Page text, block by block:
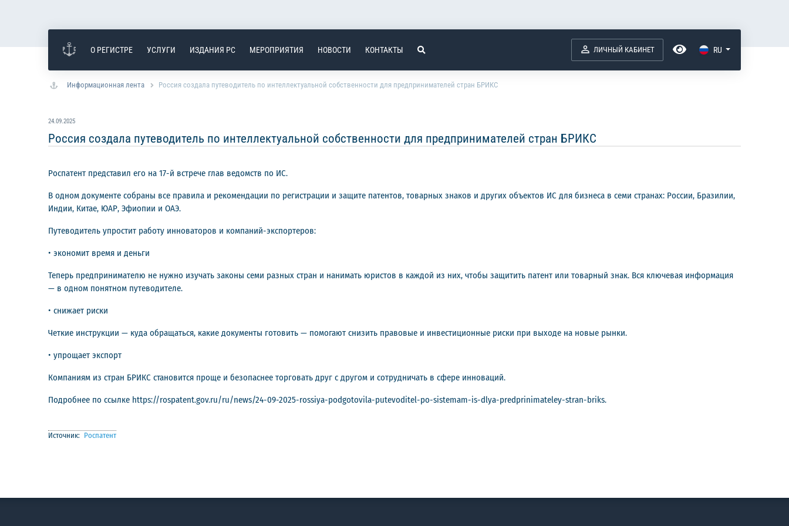
О РЕГИСТРЕ УСЛУГИ ИЗДАНИЯ РС МЕРОПРИЯТИЯ НОВОСТИ КОНТАКТЫ ЛИЧНЫЙ КАБИНЕТ RU
Информационная лента Россия создала путеводитель по интеллектуальной собственности для предпринимателей стран БРИКС
24.09.2025
Россия создала путеводитель по интеллектуальной собственности для предпринимателей стран БРИКС
Роспатент представил его на 17-й встрече глав ведомств по ИС.
В одном документе собраны все правила и рекомендации по регистрации и защите патентов, товарных знаков и других объектов ИС для бизнеса в семи странах: России, Бразилии,
Индии, Китае, ЮАР, Эфиопии и ОАЭ.
Путеводитель упростит работу инноваторов и компаний-экспортеров:
• экономит время и деньги
Теперь предпринимателю не нужно изучать законы семи разных стран и нанимать юристов в каждой из них, чтобы защитить патент или товарный знак. Вся ключевая информация
— в одном понятном путеводителе.
• снижает риски
Четкие инструкции — куда обращаться, какие документы готовить — помогают снизить правовые и инвестиционные риски при выходе на новые рынки.
• упрощает экспорт
Компаниям из стран БРИКС становится проще и безопаснее торговать друг с другом и сотрудничать в сфере инноваций.
Подробнее по ссылке https://rospatent.gov.ru/ru/news/24-09-2025-rossiya-podgotovila-putevoditel-po-sistemam-is-dlya-predprinimateley-stran-briks.
Источник: Роспатент